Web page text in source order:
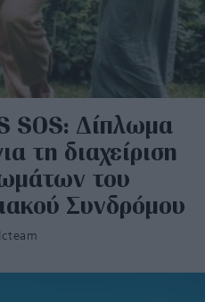
SOS: Δίπλωμα
τη διαχείριση
του
Συνδρόμου